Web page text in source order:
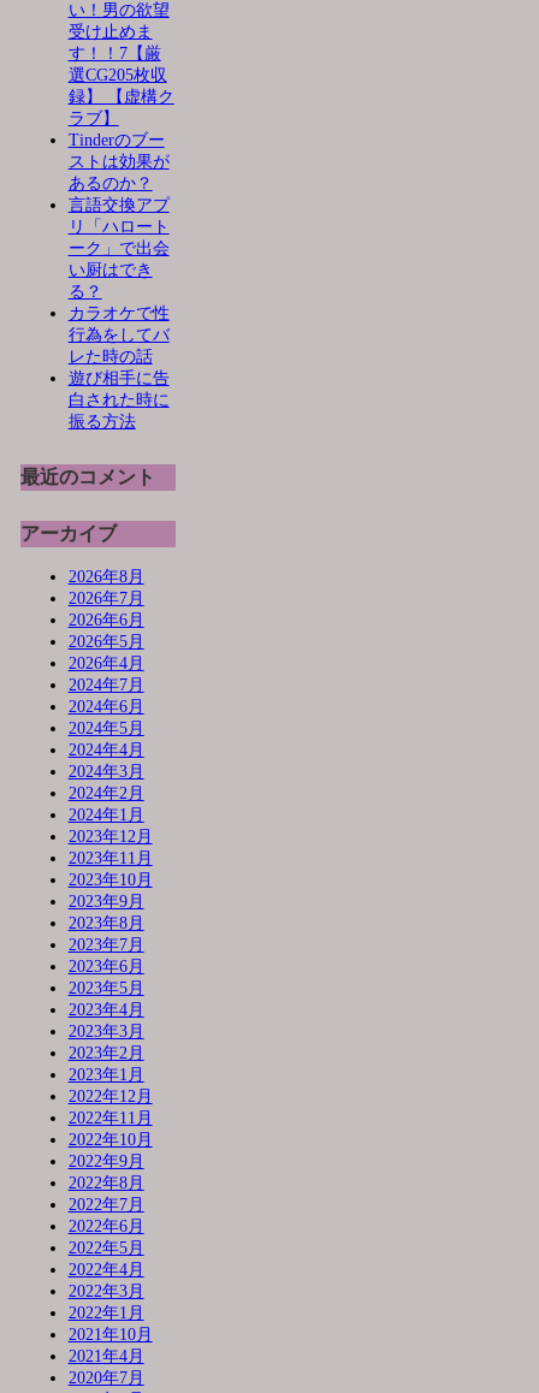
い！男の欲望
受け止めま
す！！7【厳
選CG205枚収
録】 【虚構ク
ラブ】
Tinderのブー
ストは効果が
あるのか？
言語交換アプ
リ「ハロート
ーク」で出会
い厨はでき
る？
カラオケで性
行為をしてバ
レた時の話
遊び相手に告
白された時に
振る方法
最近のコメント
アーカイブ
2026年8月
2026年7月
2026年6月
2026年5月
2026年4月
2024年7月
2024年6月
2024年5月
2024年4月
2024年3月
2024年2月
2024年1月
2023年12月
2023年11月
2023年10月
2023年9月
2023年8月
2023年7月
2023年6月
2023年5月
2023年4月
2023年3月
2023年2月
2023年1月
2022年12月
2022年11月
2022年10月
2022年9月
2022年8月
2022年7月
2022年6月
2022年5月
2022年4月
2022年3月
2022年1月
2021年10月
2021年4月
2020年7月